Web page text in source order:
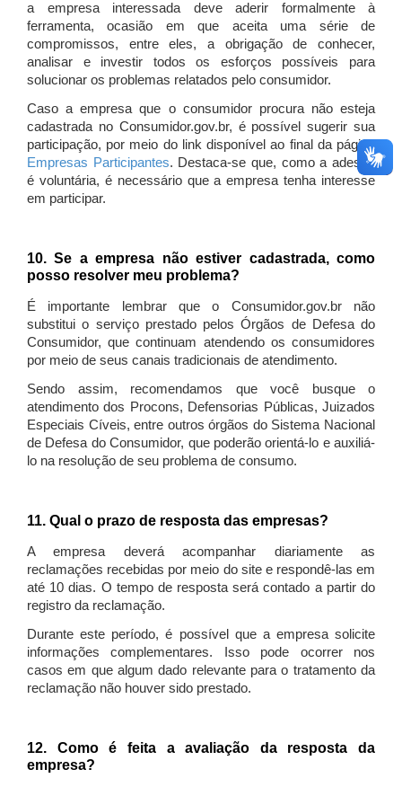
a empresa interessada deve aderir formalmente à
ferramenta, ocasião em que aceita uma série de
compromissos, entre eles, a obrigação de conhecer,
analisar e investir todos os esforços possíveis para
solucionar os problemas relatados pelo consumidor.
Caso a empresa que o consumidor procura não esteja
cadastrada no Consumidor.gov.br, é possível sugerir sua
participação, por meio do link disponível ao final da página
Empresas Participantes. Destaca-se que, como a adesão
é voluntária, é necessário que a empresa tenha interesse
em participar.
10. Se a empresa não estiver cadastrada, como
posso resolver meu problema?
É importante lembrar que o Consumidor.gov.br não
substitui o serviço prestado pelos Órgãos de Defesa do
Consumidor, que continuam atendendo os consumidores
por meio de seus canais tradicionais de atendimento.
Sendo assim, recomendamos que você busque o
atendimento dos Procons, Defensorias Públicas, Juizados
Especiais Cíveis, entre outros órgãos do Sistema Nacional
de Defesa do Consumidor, que poderão orientá-lo e auxiliá-
lo na resolução de seu problema de consumo.
11. Qual o prazo de resposta das empresas?
A empresa deverá acompanhar diariamente as
reclamações recebidas por meio do site e respondê-las em
até 10 dias. O tempo de resposta será contado a partir do
registro da reclamação.
Durante este período, é possível que a empresa solicite
informações complementares. Isso pode ocorrer nos
casos em que algum dado relevante para o tratamento da
reclamação não houver sido prestado.
12. Como é feita a avaliação da resposta da
empresa?